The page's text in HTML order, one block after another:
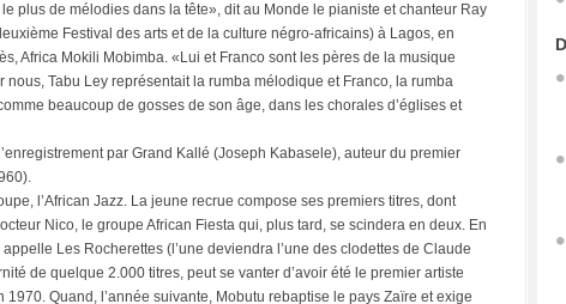
plus de mélodies dans la tête», dit au Monde le pianiste et chanteur Ray
Festival des arts et de la culture négro-africains) à Lagos, en
Africa Mokili Mobimba. «Lui et Franco sont les pères de la musique
Tabu Ley représentait la rumba mélodique et Franco, la rumba
beaucoup de gosses de son âge, dans les chorales d’églises et
par Grand Kallé (Joseph Kabasele), auteur du premier
l’African Jazz. La jeune recrue compose ses premiers titres, dont
Nico, le groupe African Fiesta qui, plus tard, se scindera en deux. En
Les Rocherettes (l’une deviendra l’une des clodettes de Claude
de quelque 2.000 titres, peut se vanter d’avoir été le premier artiste
1970. Quand, l’année suivante, Mobutu rebaptise le pays Zaïre et exige